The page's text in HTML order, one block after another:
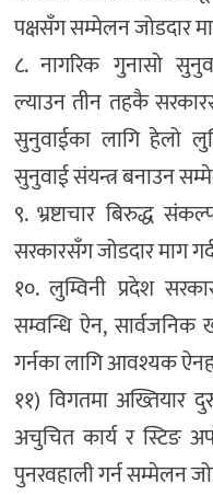
पक्षसँग सम्मेलन जोडदार
८. नागरिक गुनासो
ल्याउन तीन तहकै
सुनुवाईका लागि हेलो
सुनुवाई संयन्त्र बनाउन
९. भ्रष्टाचार बिरुद्ध
सरकारसँग जोडदार माग
१०. लुम्विनी प्रदेश
सम्वन्धि ऐन, सार्वजनिक
गर्नका लागि आवश्यक
११) विगतमा अख्तियार
अचुचित कार्य र स्टिङ
पुनरवहाली गर्न सम्मेलन